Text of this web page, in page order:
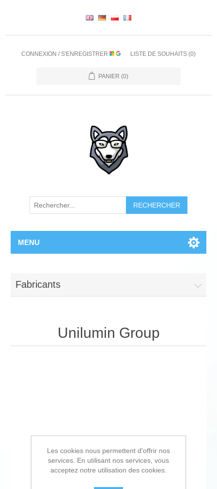
CONNEXION / S'ENREGISTRER LISTE DE SOUHAITS (0)
PANIER (0)
RECHERCHER
MENU
Fabricants
Unilumin Group
Les cookies nous permettent d'offrir nos
services. En utilisant nos services, vous
acceptez notre utilisation des cookies.